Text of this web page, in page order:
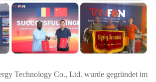
Technology Co., Ltd. wurde gegründet im